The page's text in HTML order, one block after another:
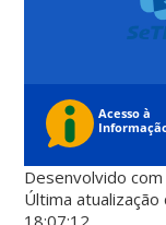
Desenvolvido
Última
18:07:12